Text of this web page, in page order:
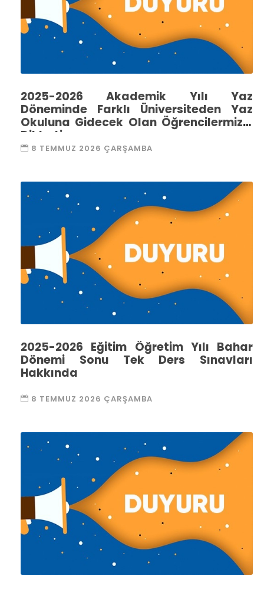
2025-2026 Akademik Yılı Yaz
Döneminde Farklı Üniversiteden Yaz
Okuluna Gidecek Olan Öğrencilermizin
Dikkatine
8 TEMMUZ 2026 ÇARŞAMBA
2025-2026 Eğitim Öğretim Yılı Bahar
Dönemi Sonu Tek Ders Sınavları
Hakkında
8 TEMMUZ 2026 ÇARŞAMBA